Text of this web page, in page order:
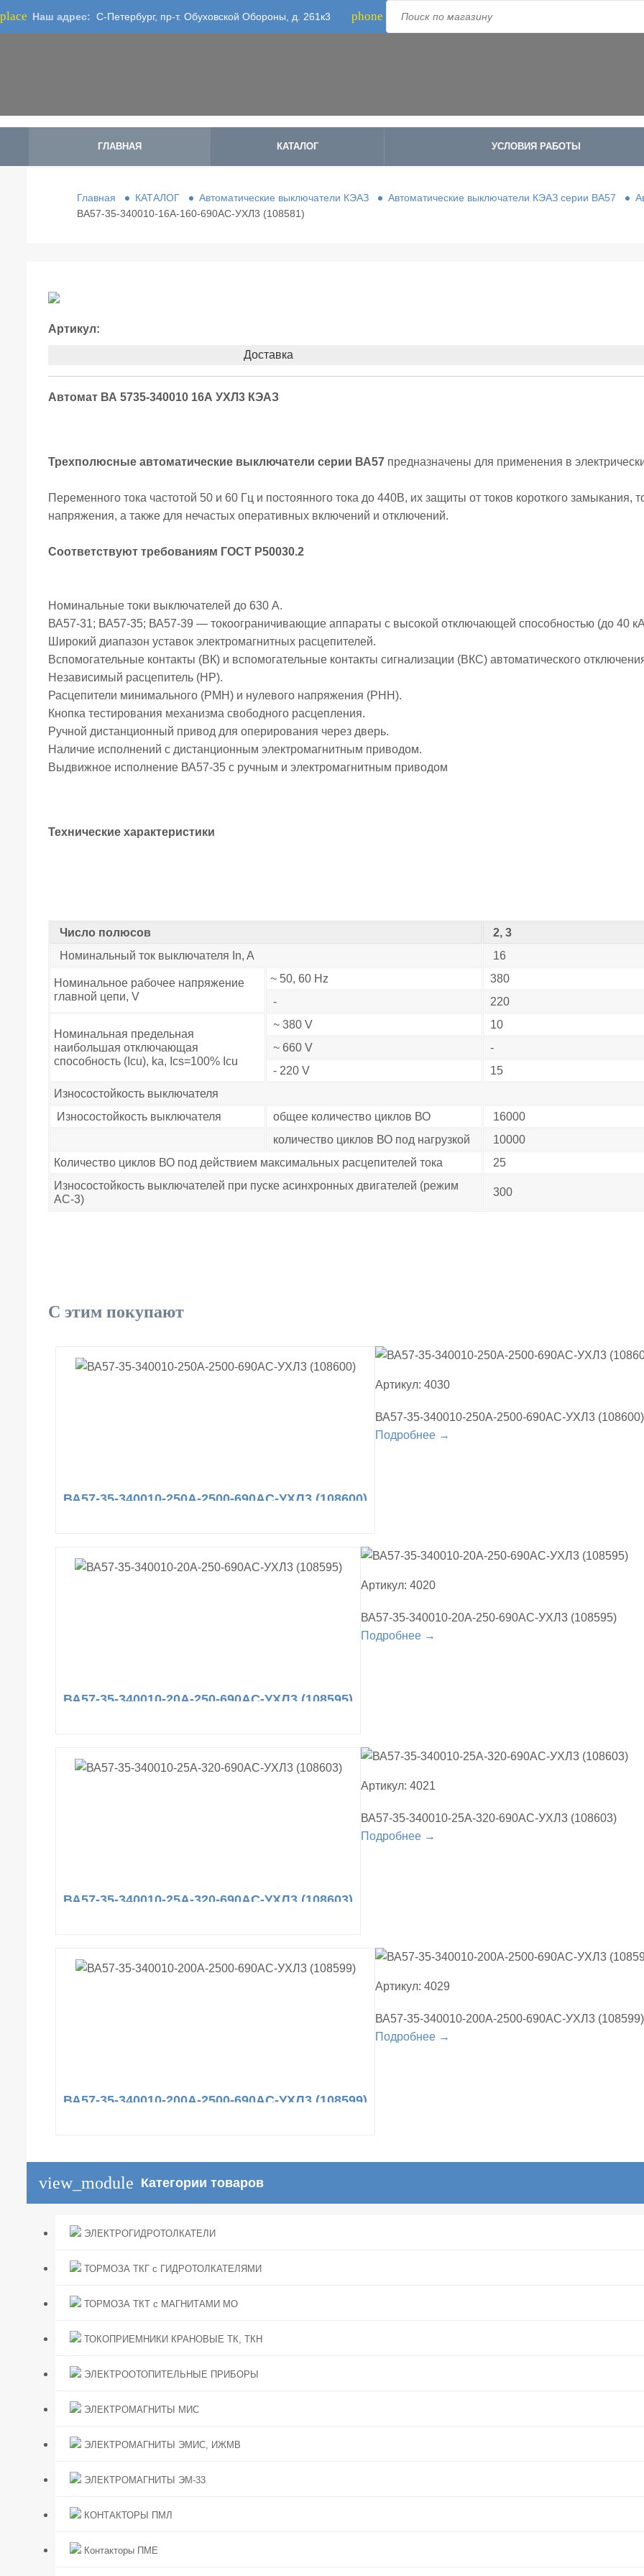
place Наш адрес: С-Петербург, пр-т. Обуховской Обороны, д. 261к3 phone Телефон: 8-800-500-1973
ГЛАВНАЯ КАТАЛОГ УСЛОВИЯ РАБОТЫ
Главная КАТАЛОГ Автоматические выключатели КЭАЗ Автоматические выключатели КЭАЗ серии ВА57
ВА57-35-340010-16А-160-690AC-УХЛ3 (108581)
Артикул:
Доставка
Автомат ВА 5735-340010 16А УХЛ3 КЭАЗ
Трехполюсные автоматические выключатели серии ВА57 предназначены для применения в
Переменного тока частотой 50 и 60 Гц и постоянного тока до 440В, их защиты от токов короткого замыкания,
напряжения, а также для нечастых оперативных включений и отключений.
Соответствуют требованиям ГОСТ Р50030.2
Номинальные токи выключателей до 630 А.
ВА57-31; ВА57-35; ВА57-39 — токоограничивающие аппараты с высокой отключающей способностью (до 40
Широкий диапазон уставок электромагнитных расцепителей.
Вспомогательные контакты (ВК) и вспомогательные контакты сигнализации (ВКС) автоматического
Независимый расцепитель (HP).
Расцепители минимального (РМН) и нулевого напряжения (РНН).
Кнопка тестирования механизма свободного расцепления.
Ручной дистанционный привод для оперирования через дверь.
Наличие исполнений с дистанционным электромагнитным приводом.
Выдвижное исполнение ВА57-35 с ручным и электромагнитным приводом
Технические характеристики
Число полюсов
2, 3
Номинальный ток выключателя In, A
16
Номинальное рабочее напряжение
главной цепи, V
~ 50, 60 Hz
380
-
220
Номинальная предельная
наибольшая отключающая
способность (Icu), ka, Ics=100% Icu
~ 380 V
10
~ 660 V
-
- 220 V
15
Износостойкость выключателя
Износостойкость выключателя
общее количество циклов ВО
16000
количество циклов ВО под нагрузкой
10000
Количество циклов ВО под действием максимальных расцепителей тока
25
Износостойкость выключателей при пуске асинхронных двигателей (режим
АС-3)
300
С этим покупают
ВА57-35-340010-250А-2500-690AC-УХЛ3 (108600)
Артикул: 4030
ВА57-35-340010-250А-2500-690AC-УХЛ3 (108600)
Подробнее →
ВА57-35-340010-20А-250-690AC-УХЛ3 (108595)
Артикул: 4020
ВА57-35-340010-20А-250-690AC-УХЛ3 (108595)
Подробнее →
ВА57-35-340010-25А-320-690AC-УХЛ3 (108603)
Артикул: 4021
ВА57-35-340010-25А-320-690AC-УХЛ3 (108603)
Подробнее →
ВА57-35-340010-200А-2500-690AC-УХЛ3 (108599)
Артикул: 4029
ВА57-35-340010-200А-2500-690AC-УХЛ3 (108599)
Подробнее →
view_module Категории товаров
ЭЛЕКТРОГИДРОТОЛКАТЕЛИ
ТОРМОЗА ТКГ с ГИДРОТОЛКАТЕЛЯМИ
ТОРМОЗА ТКТ с МАГНИТАМИ МО
ТОКОПРИЕМНИКИ КРАНОВЫЕ ТК, ТКН
ЭЛЕКТРООТОПИТЕЛЬНЫЕ ПРИБОРЫ
ЭЛЕКТРОМАГНИТЫ МИС
ЭЛЕКТРОМАГНИТЫ ЭМИС, ИЖМВ
ЭЛЕКТРОМАГНИТЫ ЭМ-33
КОНТАКТОРЫ ПМЛ
Контакторы ПМЕ